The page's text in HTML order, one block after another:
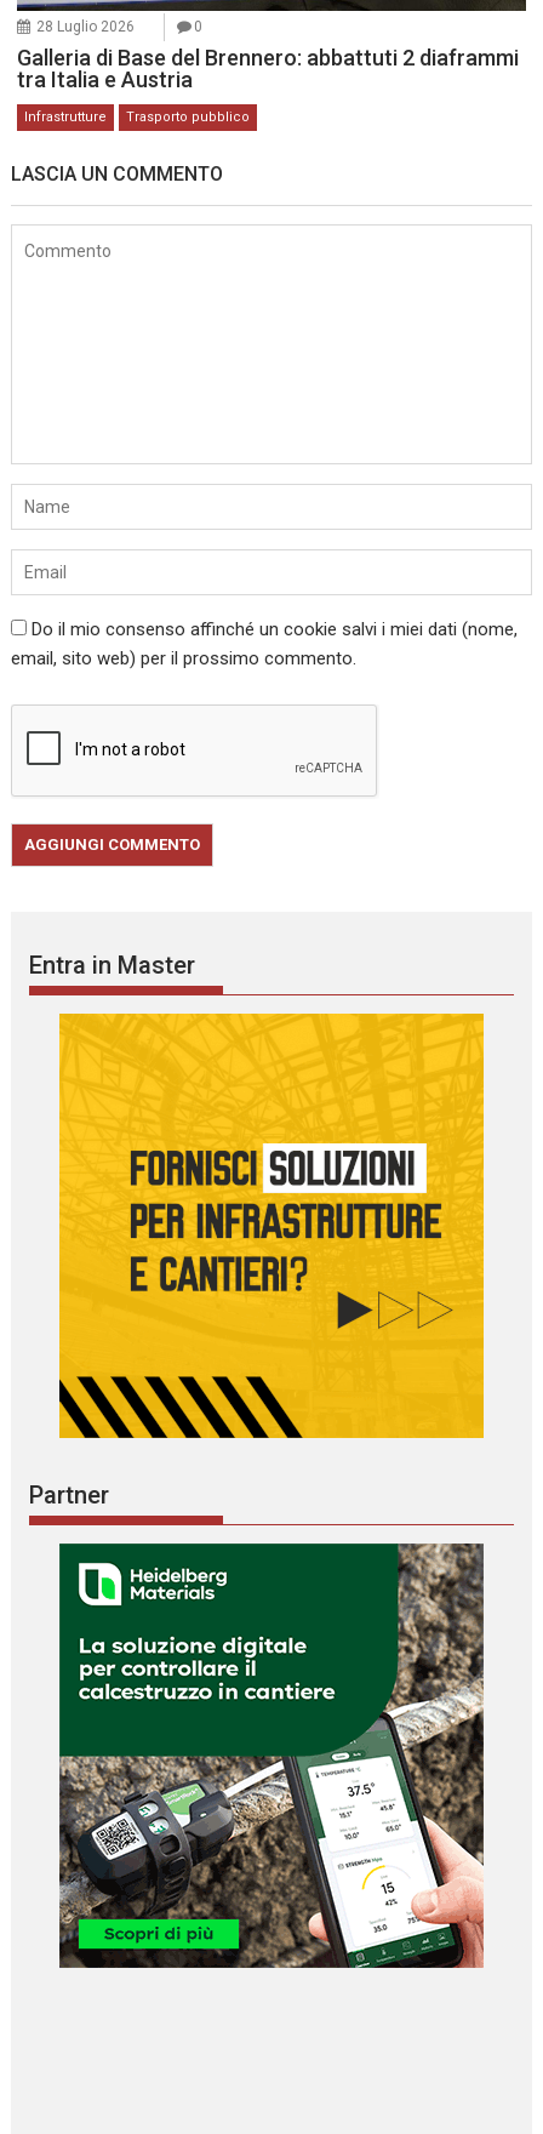
28 Luglio 2026 0
Galleria di Base del Brennero: abbattuti 2 diaframmi
tra Italia e Austria
Infrastrutture Trasporto pubblico
LASCIA UN COMMENTO
Do il mio consenso affinché un cookie salvi i miei dati (nome,
email, sito web) per il prossimo commento.
Entra in Master
Partner